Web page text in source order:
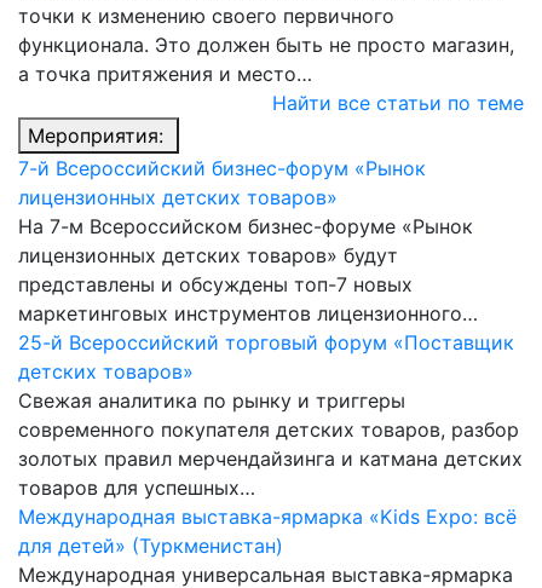
точки к изменению своего первичного
функционала. Это должен быть не просто магазин,
а точка притяжения и место…
Найти все статьи по теме
Мероприятия:
7-й Всероссийский бизнес-форум «Рынок
лицензионных детских товаров»
На 7-м Всероссийском бизнес-форуме «Рынок
лицензионных детских товаров» будут
представлены и обсуждены топ-7 новых
маркетинговых инструментов лицензионного…
25-й Всероссийский торговый форум «Поставщик
детских товаров»
Cвежая аналитика по рынку и триггеры
современного покупателя детских товаров, разбор
золотых правил мерчендайзинга и катмана детских
товаров для успешных…
Международная выставка-ярмарка «Kids Expo: всё
для детей» (Туркменистан)
Международная универсальная выставка-ярмарка